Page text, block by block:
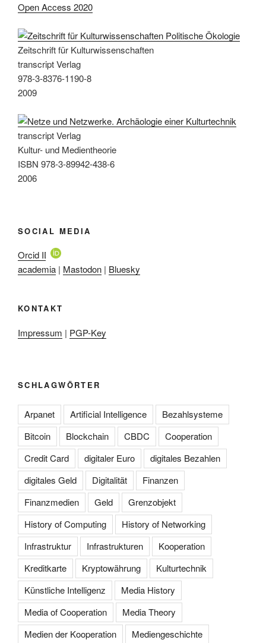
Open Access 2020
Zeitschrift für Kulturwissenschaften
transcript Verlag
978-3-8376-1190-8
2009
transcript Verlag
Kultur- und Medientheorie
ISBN 978-3-89942-438-6
2006
SOCIAL MEDIA
Orcid ID
academia | Mastodon | Bluesky
KONTAKT
Impressum | PGP-Key
SCHLAGWÖRTER
Arpanet Artificial Intelligence
Bezahlsysteme
Bitcoin
Blockchain CBDC
Cooperation
Credit Card
digitaler Euro
digitales Bezahlen
digitales Geld
Digitalität
Finanzen
Finanzmedien
Geld
Grenzobjekt
History of Computing
History of Networking
Infrastruktur
Infrastrukturen
Kooperation
Kreditkarte
Kryptowährung
Kulturtechnik
Künstliche Intelligenz
Media History
Media of Cooperation
Media Theory
Medien der Kooperation
Mediengeschichte